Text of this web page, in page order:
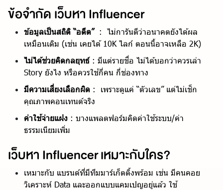
ข้อจำกัด เว็บหา Influencer
ข้อมูลเป็นสถิติ “อดีต”: ไม่การันตีว่าอนาคตยังได้ผล
เหมือนเดิม (เช่น เคยได้ 10K ไลก์ ตอนนี้อาจเหลือ 2K)
ไม่ได้ช่วยคิดกลยุทธ์: มีแต่รายชื่อ ไม่ได้บอกว่าควรเล่า
Story ยังไง หรือควรใช้กี่คน กี่ช่องทาง
มีความเสี่ยงเลือกผิด : เพราะดูแค่ “ตัวเลข” แต่ไม่เช็ก
คุณภาพคอนเทนต์จริง
ค่าใช้จ่ายแฝง : บางแพลตฟอร์มคิดค่าใช้ระบบ/ค่า
ธรรมเนียมเพิ่ม
เว็บหา Influencer เหมาะกับใคร?
เหมาะกับ แบรนด์ที่มีทีมมาร์เก็ตติ้งพร้อม เช่น มีคนคอย
วิเคราะห์ Data และออกแบบแคมเปญอยู่แล้ว ใช้